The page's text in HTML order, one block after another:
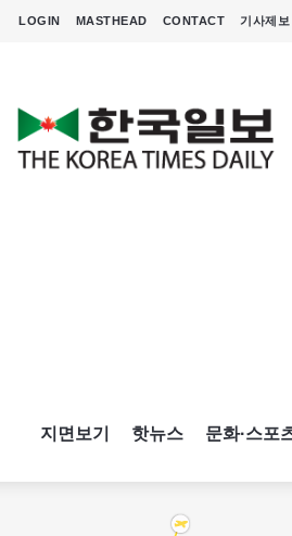
LOGIN MASTHEAD CONTACT 기사제보
지면보기 핫뉴스 문화·스포